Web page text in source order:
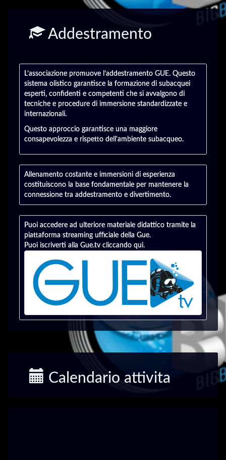
Addestramento
L’associazione promuove l’addestramento GUE. Questo
sistema olistico garantisce la formazione di subacquei
esperti, confidenti e competenti che si avvalgono di
tecniche e procedure di immersione standardizzate e
internazionali.
Questo approccio garantisce una maggiore
consapevolezza e rispetto dell'ambiente subacqueo.
Allenamento costante e immersioni di esperienza
costituiscono la base fondamentale per mantenere la
connessione tra addestramento e divertimento.
Puoi accedere ad ulteriore materiale didattico tramite la
piattaforma streaming ufficiale della Gue.
Puoi iscriverti alla Gue.tv cliccando qui.
Calendario attivita